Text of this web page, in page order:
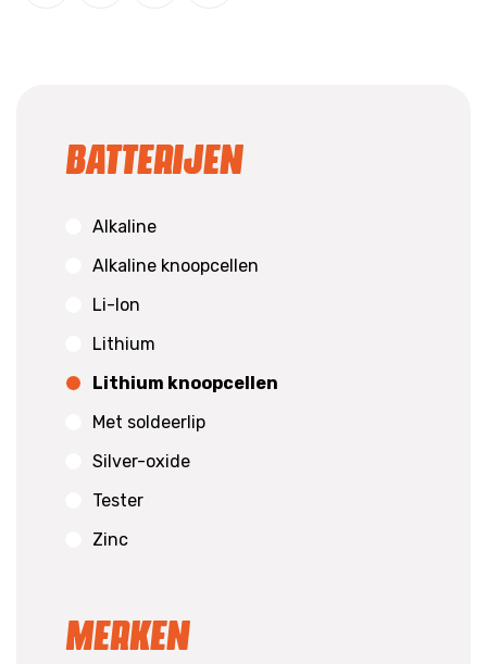
Batterijen
Alkaline
Alkaline knoopcellen
Li-Ion
Lithium
Lithium knoopcellen
Met soldeerlip
Silver-oxide
Tester
Zinc
Merken